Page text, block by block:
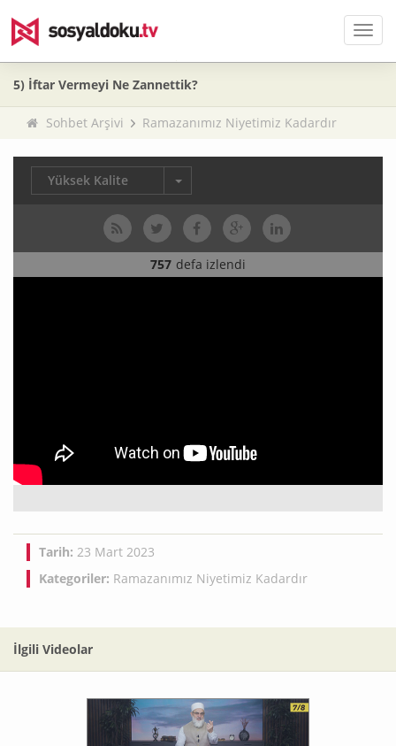
Menü
5) İftar Vermeyi Ne Zannettik?
Sohbet Arşivi Ramazanımız Niyetimiz Kadardır
Yüksek Kalite
757 defa izlendi
Tarih: 23 Mart 2023
Kategoriler: Ramazanımız Niyetimiz Kadardır
İlgili Videolar